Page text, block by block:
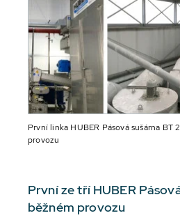
První linka HUBER Pásová sušárna BT
provozu
První ze tří HUBER
běžném provozu